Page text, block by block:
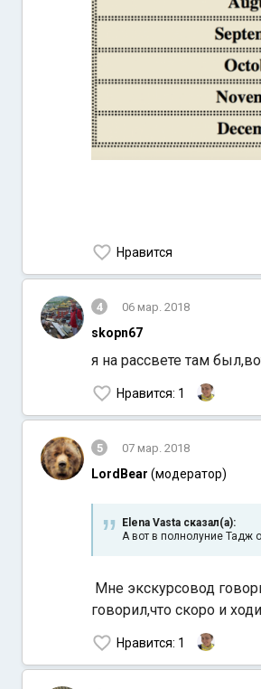
Нравится
4 06 мар. 2018
skopn67
я на рассвете там
Нравится: 1
5 07 мар. 2018
LordBear (модератор)
Elena Vasta сказал(а):
А вот в полнолуние Тадж
Мне экскурсовод
говорил,что скоро и
Нравится: 1